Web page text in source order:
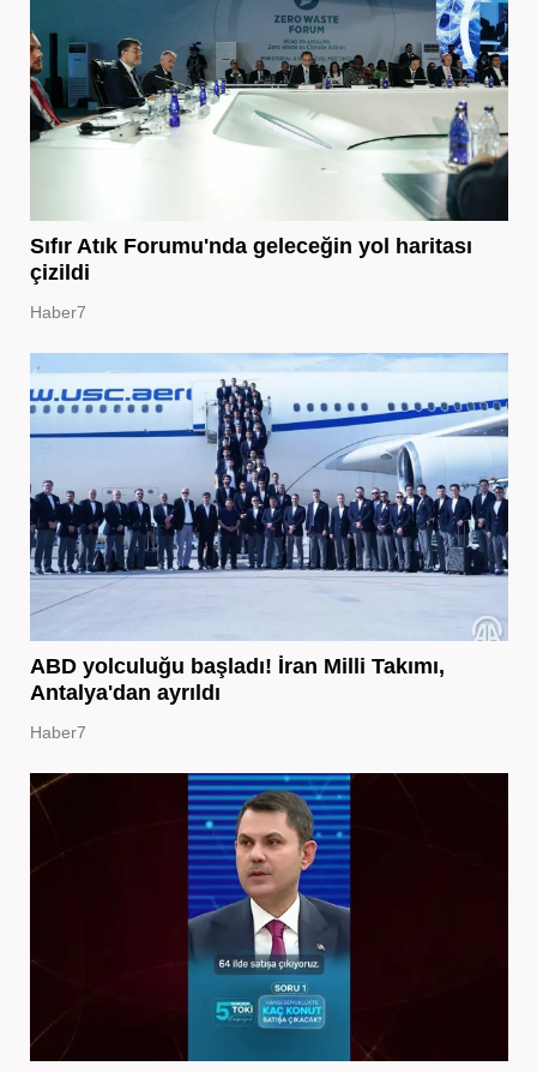
Sıfır Atık Forumu'nda geleceğin yol haritası
çizildi
Haber7
ABD yolculuğu başladı! İran Milli Takımı,
Antalya'dan ayrıldı
Haber7